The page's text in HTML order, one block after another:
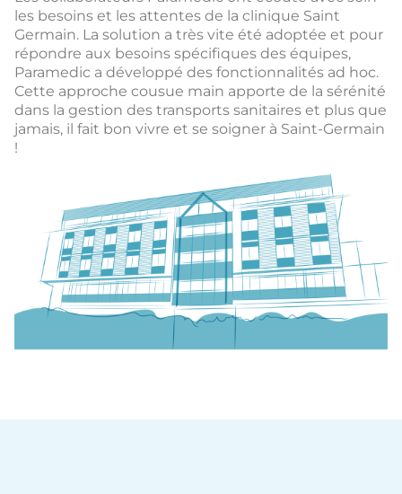
les besoins et les attentes de la clinique Saint
Germain. La solution a très vite été adoptée et pour
répondre aux besoins spécifiques des équipes,
Paramedic a développé des fonctionnalités ad hoc.
Cette approche cousue main apporte de la sérénité
dans la gestion des transports sanitaires et plus que
jamais, il fait bon vivre et se soigner à Saint-Germain
!